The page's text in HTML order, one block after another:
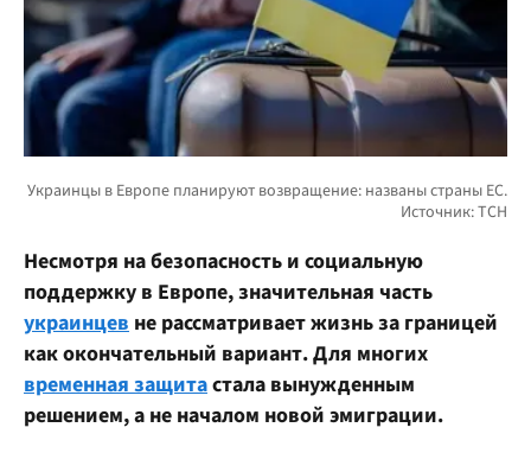
Несмотря на безопасность и социальную
поддержку в Европе, значительная часть
украинцев не рассматривает жизнь за границей
как окончательный вариант. Для многих
временная защитастала вынужденным
решением, а не началом новой эмиграции.